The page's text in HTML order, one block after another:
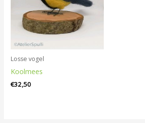
Losse vogel
Koolmees
€32,50